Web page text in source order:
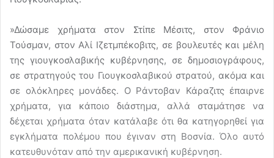
»Δώσαμε χρήματα στον Στίπε Μέσιτς, στον Φράνιο
Τούσμαν, στον Αλί Ιζετμπέκοβιτς, σε βουλευτές και μέλη
της γιουγκοσλαβικής κυβέρνησης, σε δημοσιογράφους,
σε στρατηγούς του Γιουγκοσλαβικού στρατού, ακόμα και
σε ολόκληρες μονάδες. Ο Ράντοβαν Κάραζιτς έπαιρνε
χρήματα, για κάποιο διάστημα, αλλά σταμάτησε να
δέχεται χρήματα όταν κατάλαβε ότι θα κατηγορηθεί για
εγκλήματα πολέμου που έγιναν στη Βοσνία. Όλο αυτό
κατευθυνόταν από την αμερικανική κυβέρνηση.